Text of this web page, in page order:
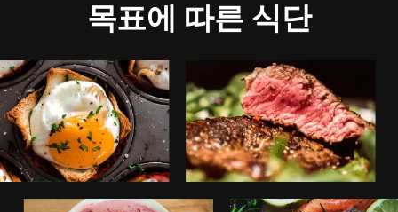
목표에 따른 식단